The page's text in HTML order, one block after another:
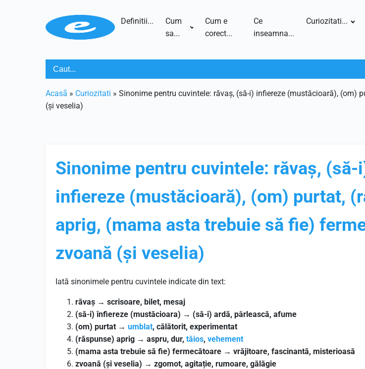
Definitii...
Cum
sa...
Cum e
corect...
Ce
inseamna...
Curiozitati...
Acasã » Curiozitati » Sinonime pentru cuvintele: răvaș, (să-i) infiereze (mustăcioară), (om)
(și veselia)
Sinonime pentru cuvintele: răvaș, (să-
infiereze (mustăcioară), (om) purtat,
aprig, (mama asta trebuie să fie)
zvoană (și veselia)
Iată sinonimele pentru cuvintele indicate din text:
răvaș → scrisoare, bilet, mesaj
(să-i) înfiereze (mustăcioara) → (să-i) ardă, pârlească, afume
(om) purtat → umblat, călătorit, experimentat
(răspunse) aprig → aspru, dur, tăios, vehement
(mama asta trebuie să fie) fermecătoare → vrăjitoare, fascinantă, misterioasă
zvoană (și veselia) → zgomot, agitație, rumoare, gălăgie